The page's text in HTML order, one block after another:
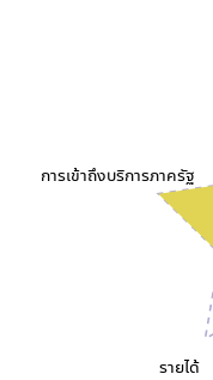
รายได้
การเข้าถึงบริการภาครัฐ